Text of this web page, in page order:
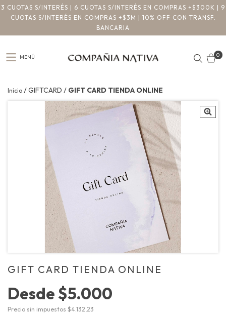
3 CUOTAS S/INTERÉS | 6 CUOTAS S/INTERÉS EN COMPRAS +$300K | 9
CUOTAS S/INTERÉS EN COMPRAS +$3M | 10% OFF CON TRANSF.
BANCARIA
MENÚ 0
Inicio /GIFTCARD / GIFT CARD TIENDA ONLINE
GIFT CARD TIENDA ONLINE
Desde $5.000
Precio sin impuestos $4.132,23